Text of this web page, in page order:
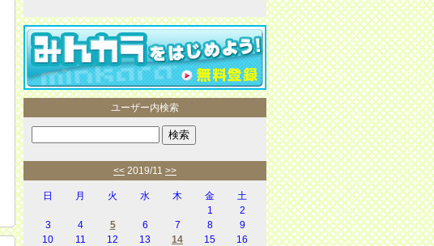
ユーザー内検索
<< 2019/11 >>
日 月 火 水 木 金
土
1
2
3
4 5 6 7 8
9
10
11 12 13 14 15
16